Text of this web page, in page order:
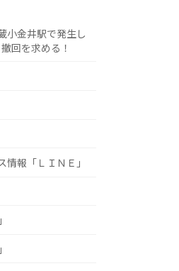
小金井駅で発生し
回を求める！
情報「ＬＩＮＥ」